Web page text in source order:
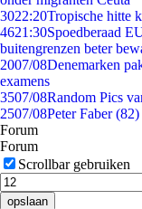
3022:20Tropische hitte
4621:30Spoedberaad
buitengrenzen beter
2007/08Denemarken
examens
3507/08Random Pics
2507/08Peter Faber
Forum
Forum
Scrollbar gebruiken
opslaan